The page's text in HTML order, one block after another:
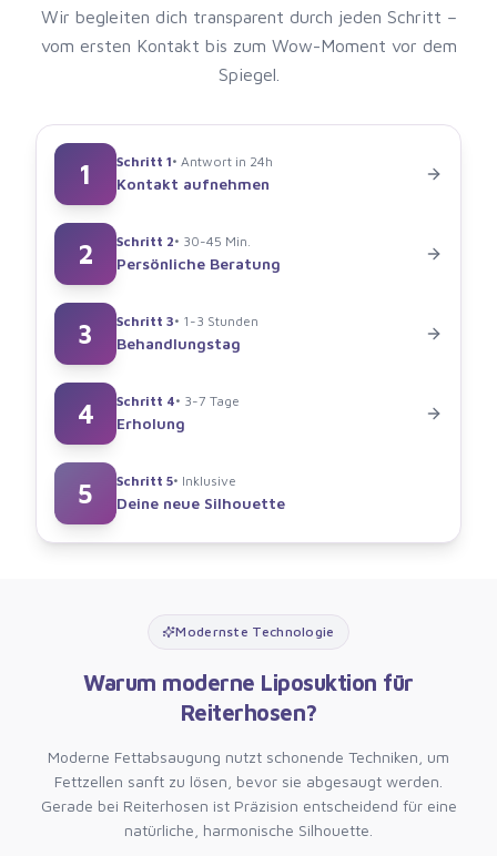
Wir begleiten dich transparent durch jeden Schritt –
vom ersten Kontakt bis zum Wow-Moment vor dem
Spiegel.
1 Schritt 1• Antwort in 24h
Kontakt aufnehmen
2 Schritt 2• 30-45 Min.
Persönliche Beratung
3 Schritt 3• 1-3 Stunden
Behandlungstag
4 Schritt 4• 3-7 Tage
Erholung
5 Schritt 5• Inklusive
Deine neue Silhouette
Modernste Technologie
Warum moderne Liposuktion für
Reiterhosen?
Moderne Fettabsaugung nutzt schonende Techniken, um
Fettzellen sanft zu lösen, bevor sie abgesaugt werden.
Gerade bei Reiterhosen ist Präzision entscheidend für eine
natürliche, harmonische Silhouette.